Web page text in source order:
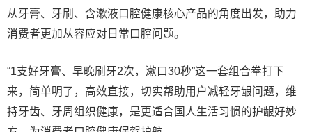
从牙膏、牙刷、含漱液口腔健康核心产品的角度出发，助力
消费者更加从容应对日常口腔问题。
“1支好牙膏、早晚刷牙2次，漱口30秒”这一套组合拳打下
来，简单明了，高效直接，切实帮助用户减轻牙龈问题，维
持牙齿、牙周组织健康，是更适合国人生活习惯的护龈好妙